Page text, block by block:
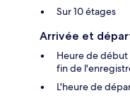
Sur 10 étages
Arrivée et
Heure de début
fin de
L'heure de